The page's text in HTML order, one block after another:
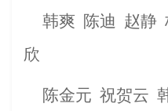
韩爽 陈迪 赵静
欣
陈金元 祝贺云